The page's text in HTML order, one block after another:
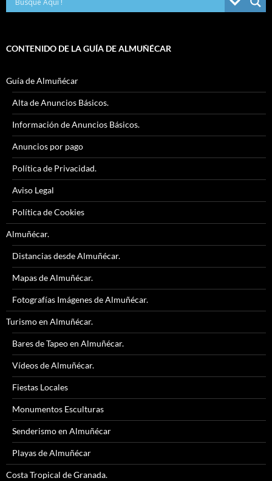
CONTENIDO DE LA GUÍA DE ALMUÑÉCAR
Guía de Almuñécar
Alta de Anuncios Básicos.
Información de Anuncios Básicos.
Anuncios por pago
Política de Privacidad.
Aviso Legal
Política de Cookies
Almuñécar.
Distancias desde Almuñécar.
Mapas de Almuñécar.
Fotografías Imágenes de Almuñécar.
Turismo en Almuñécar.
Bares de Tapeo en Almuñécar.
Vídeos de Almuñécar.
Fiestas Locales
Monumentos Esculturas
Senderismo en Almuñécar
Playas de Almuñécar
Costa Tropical de Granada.